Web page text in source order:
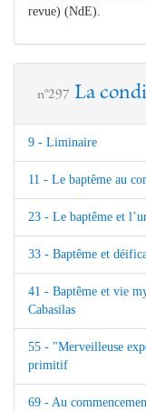
revue) (NdE).
n°297 La
9 - Liminaire
11 - Le baptême au
23 - Le baptême et
33 - Baptême et
41 - Baptême et vie
Cabasilas
55 - "Merveilleuse
primitif
69 - Au